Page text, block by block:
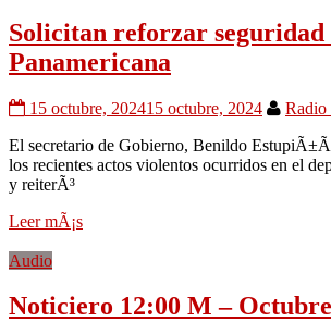
Solicitan reforzar seguridad
Panamericana
15 octubre, 202415 octubre, 2024
Radio
El secretario de Gobierno, Benildo
los recientes actos violentos ocurridos en el
y reiterÃ³
Leer mÃ¡s
Audio
Noticiero 12:00 M –